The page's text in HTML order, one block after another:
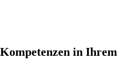
in Ihrem